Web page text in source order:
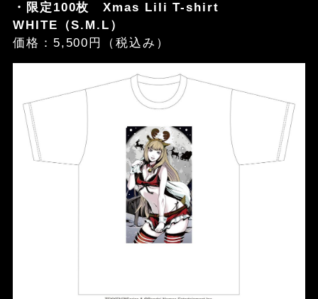
・限定100枚 Xmas Lili T-shirt
WHITE（S.M.L）
価格：5,500円（税込み）